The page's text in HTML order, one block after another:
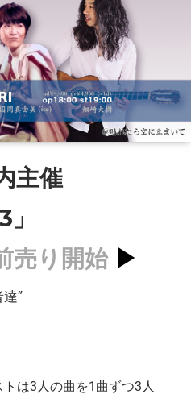
主催
売り開始 ▶︎
”
は3人の曲を1曲ずつ3人